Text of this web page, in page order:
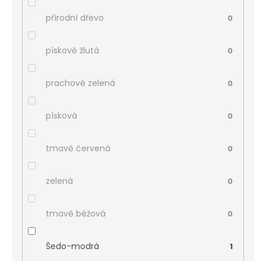
přírodní dřevo 0
pískově žlutá 0
prachově zelená 0
písková 0
tmavě červená 0
zelená 0
tmavě béžová 0
Šedo-modrá 1